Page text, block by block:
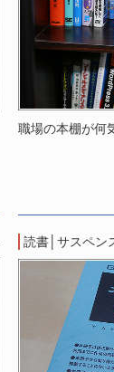
職場の本棚が何
読書 サスペン